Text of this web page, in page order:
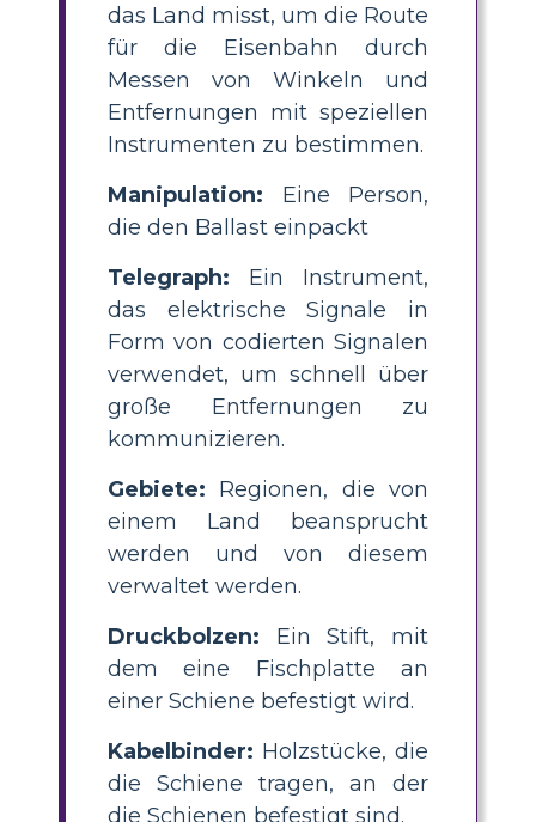
das Land misst, um die Route
für die Eisenbahn durch
Messen von Winkeln und
Entfernungen mit speziellen
Instrumenten zu bestimmen.
Manipulation: Eine Person,
die den Ballast einpackt
Telegraph: Ein Instrument,
das elektrische Signale in
Form von codierten Signalen
verwendet, um schnell über
große Entfernungen zu
kommunizieren.
Gebiete: Regionen, die von
einem Land beansprucht
werden und von diesem
verwaltet werden.
Druckbolzen: Ein Stift, mit
dem eine Fischplatte an
einer Schiene befestigt wird.
Kabelbinder: Holzstücke, die
die Schiene tragen, an der
die Schienen befestigt sind.